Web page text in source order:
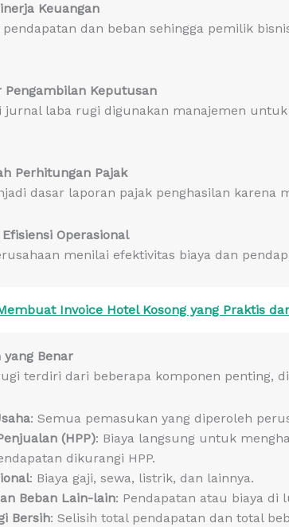
Keuangan
dan beban sehingga pemilik
Pengambilan Keputusan
jurnal laba rugi digunakan manajemen
Perhitungan Pajak
dasar laporan pajak penghasilan karena
Operasional
menilai efektivitas biaya dan
Invoice Hotel Kosong yang Praktis
Benar
terdiri dari beberapa komponen penting,
: Semua pemasukan yang diperoleh
(HPP): Biaya langsung untuk
dikurangi HPP.
: Biaya gaji, sewa, listrik, dan lainnya.
Beban Lain-lain: Pendapatan atau biaya di
Bersih: Selisih total pendapatan dan total